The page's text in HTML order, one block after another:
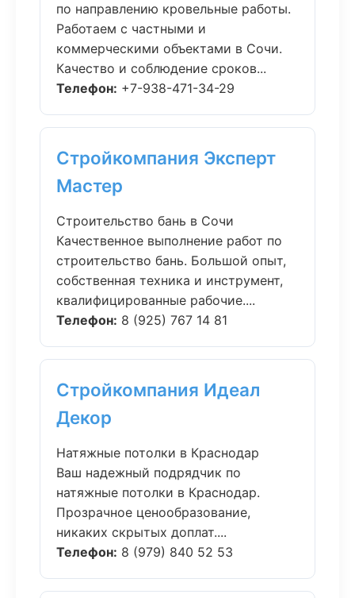
по направлению кровельные работы.
Работаем с частными и
коммерческими объектами в Сочи.
Качество и соблюдение сроков...
Телефон: +7-938-471-34-29
Стройкомпания Эксперт
Мастер
Строительство бань в Сочи
Качественное выполнение работ по
строительство бань. Большой опыт,
собственная техника и инструмент,
квалифицированные рабочие....
Телефон: 8 (925) 767 14 81
Стройкомпания Идеал
Декор
Натяжные потолки в Краснодар
Ваш надежный подрядчик по
натяжные потолки в Краснодар.
Прозрачное ценообразование,
никаких скрытых доплат....
Телефон: 8 (979) 840 52 53